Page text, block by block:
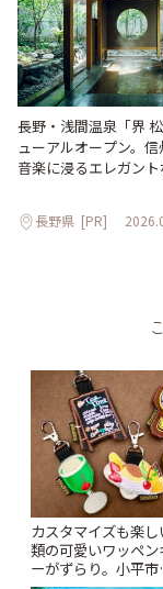
長野・浅間温泉「界
ューアルオープン。
音楽に浸るエレガン
長野県 [PR]
カスタマイズも楽
類の可愛いワッペ
ーがずらり。小平市